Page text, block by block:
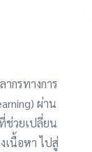
กรทางการ
ผ่าน
ช่วยเปลี่ยน
เนื้อหา ไปสู่